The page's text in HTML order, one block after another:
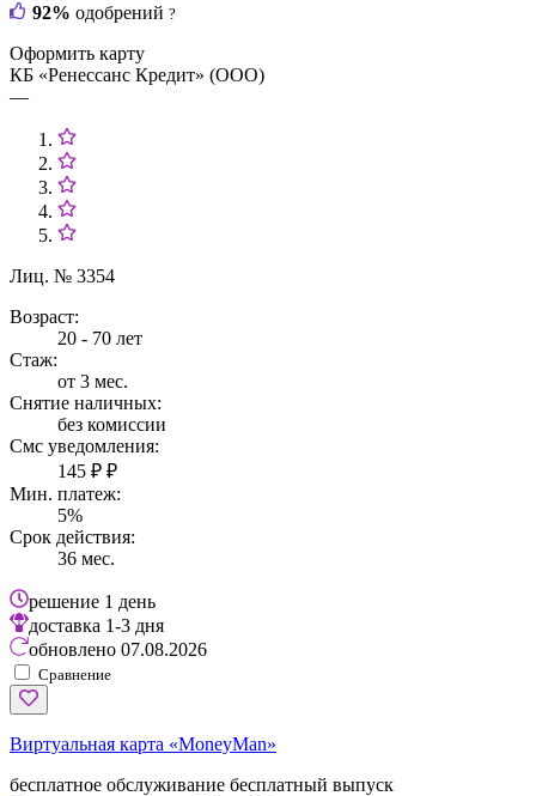
92% одобрений ?
Оформить карту
КБ «Ренессанс Кредит» (ООО)
—
Лиц. № 3354
Возраст:
20 - 70 лет
Стаж:
от 3 мес.
Снятие наличных:
без комиссии
Смс уведомления:
145 ₽ ₽
Мин. платеж:
5%
Срок действия:
36 мес.
решение 1 день
доставка 1-3 дня
обновлено 07.08.2026
Сравнение
Виртуальная карта «MoneyMan»
бесплатное обслуживание бесплатный выпуск